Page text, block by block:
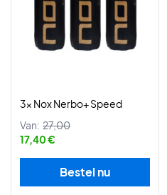
3x Nox Nerbo+ Speed
Van: 27,00
17,40 €
Bestel nu